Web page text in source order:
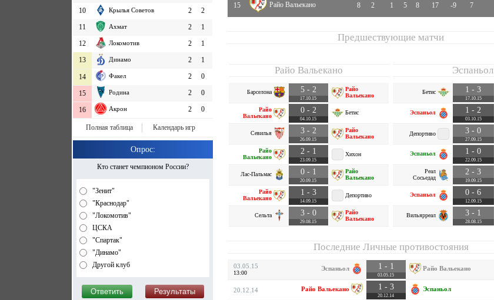
10
Крылья Советов 2
2
11
Ахмат 2
1
12
Локомотив 2
1
13
Динамо 2 1
14 Факел 2 0
15 Родина 2 0
16 Акрон 2 0
Полная таблица Календарь игр
Опрос:
Кто станет чемпионом России?
"Зенит"
"Краснодар"
"Локомотив"
ЦСКА
"Спартак"
"Динамо"
Другой клуб
15 Райо Вальекано 8 2 1 5 8 17 -9 7
Предшествующие матчи
Райо Вальекано
Барселона 5 - 2
17.10.15
Райо
Вальекано
Райо
Вальекано
0 - 2
04.10.15
Бетис
Севилья 3 - 2
26.09.15
Райо
Вальекано
Райо
Вальекано
2 - 1
23.09.15
Хихон
Лас-Пальмас 0 - 1
20.09.15
Райо
Вальекано
Райо
Вальекано
1 - 3
14.09.15
Депортиво
Сельта 3 - 0
29.08.15
Райо
Вальекано
Эспаньол
Бетис 1 - 3
17.10.15
Эспаньол 1 - 2
03.10.15
Депортиво 3 - 0
27.09.15
Эспаньол 1 - 0
22.09.15
Реал
Сосьедад
2 - 3
19.09.15
Эспаньол 0 - 6
12.09.15
Вильярреал 3 - 1
28.08.15
Последние Личные противостояния
03.05.15
13:00
Эспаньол 1 - 1
03.05.15
Райо Вальекано
20.12.14 Райо Вальекано 1 - 3
20.12.14
Эспаньол